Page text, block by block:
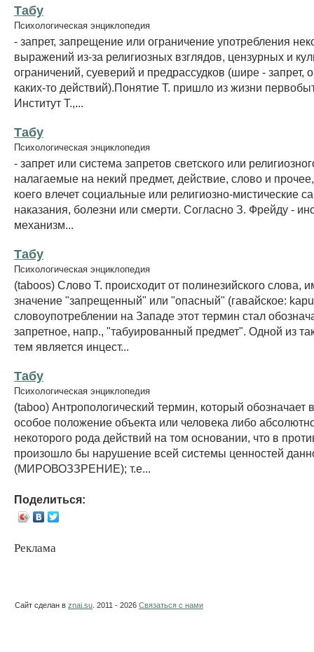
Табу
Психологическая энциклопедия
- запрет, запрещение или ограничение употребления
выражений из-за религиозных взглядов, цензурных и
ограничений, суеверий и предрассудков (шире - запрет,
каких-то действий).Понятие Т. пришло из жизни
Институт Т.,...
Табу
Психологическая энциклопедия
- запрет или система запретов светского или
налагаемые на некий предмет, действие, слово и
коего влечет социальные или религиозно-мистические
наказания, болезни или смерти. Согласно З. Фрейду -
механизм...
Табу
Психологическая энциклопедия
(taboos) Слово Т. происходит от полинезийского слова,
значение "запрещенный" или "опасный" (гавайское:
словоупотреблении на Западе этот термин стал
запретное, напр., "табуированный предмет". Одной из
тем является инцест...
Табу
Психологическая энциклопедия
(taboo) Антропологический термин, который обозначает
особое положение объекта или человека либо
некоторого рода действий на том основании, что в
произошло бы нарушение всей системы ценностей
(МИРОВОЗЗРЕНИЕ); т.е...
Поделиться:
Реклама
Сайт сделан в znai.su . 2011 - 2026 Связаться с нами